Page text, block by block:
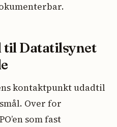
til Datatilsynet
kontaktpunkt udadtil
Over for
som fast